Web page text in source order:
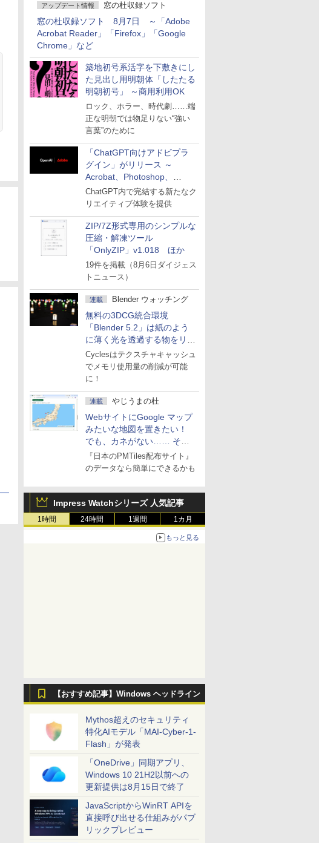
アップデート情報 窓の杜収録ソフト
窓の杜収録ソフト 8月7日 ～「Adobe
Acrobat Reader」「Firefox」「Google
Chrome」など
築地初号系活字を下敷きにし
た見出し用明朝体「したたる
明朝初号」 ～商用利用OK
ロック、ホラー、時代劇……端
正な明朝では物足りない“強い
言葉”のために
「ChatGPT向けアドビプラ
グイン」がリリース ～
Acrobat、Photoshop、
Premiereなどの機能を1つの
プラグインに統合
ChatGPT内で完結する新たなク
リエイティブ体験を提供
ZIP/7Z形式専用のシンプルな
圧縮・解凍ツール
「OnlyZIP」v1.018 ほか
19件を掲載（8月6日ダイジェス
トニュース）
連載 Blender ウォッチング
無料の3DCG統合環境
「Blender 5.2」は紙のよう
に薄く光を透過する物をリア
ルに表現
Cyclesはテクスチャキャッシュ
でメモリ使用量の削減が可能
に！
連載 やじうまの杜
WebサイトにGoogle マップ
みたいな地図を置きたい！
でも、カネがない…… そん
な人に朗報！
『日本のPMTiles配布サイト』
のデータなら簡単にできるかも
Impress Watchシリーズ 人気記事
1時間 24時間 1週間 1カ月
もっと見る
【おすすめ記事】Windows ヘッドライン
Mythos超えのセキュリティ
特化AIモデル「MAI-Cyber-1-
Flash」が発表
「OneDrive」同期アプリ、
Windows 10 21H2以前への
更新提供は8月15日で終了
JavaScriptからWinRT APIを
直接呼び出せる仕組みがパブ
リックプレビュー